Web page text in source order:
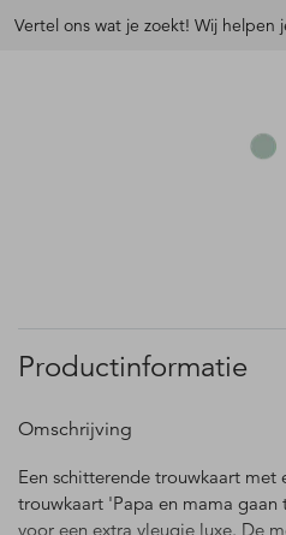
Vertel ons wat je zoekt! Wij
Productinformatie
Omschrijving
Een schitterende trouwkaart met
trouwkaart 'Papa en mama
voor een extra vleugje luxe. De